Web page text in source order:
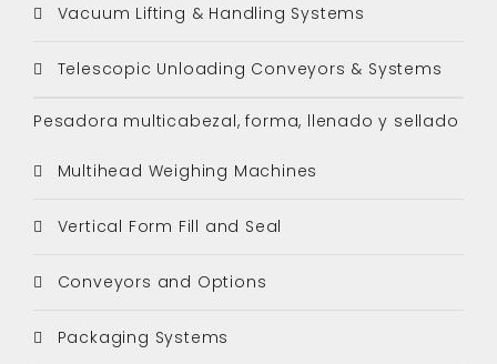
Vacuum Lifting & Handling Systems
Telescopic Unloading Conveyors & Systems
Pesadora multicabezal, forma, llenado y sellado
Multihead Weighing Machines
Vertical Form Fill and Seal
Conveyors and Options
Packaging Systems